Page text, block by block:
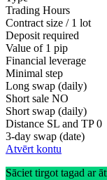
Trading Hours
Contract size / 1 lot
Deposit required
Value of 1 pip
Financial leverage
Minimal step
Long swap (daily)
Short sale NO
Short swap (daily)
Distance SL and TP 0
3-day swap (date)
Atvērt kontu
Sāciet tirgot tagad ar